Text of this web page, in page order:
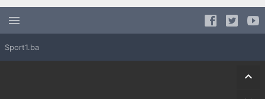
Sport1.ba